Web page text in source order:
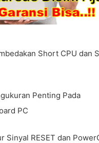
Short CPU dan
Penting Pada
PC
Sinyal RESET dan